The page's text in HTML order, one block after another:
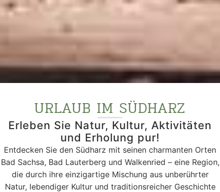
URLAUB IM SÜDHARZ
Erleben Sie Natur, Kultur, Aktivitäten
und Erholung pur!
Entdecken Sie den Südharz mit seinen charmanten Orten
Bad Sachsa, Bad Lauterberg und Walkenried – eine Region,
die durch ihre einzigartige Mischung aus unberührter
Natur, lebendiger Kultur und traditionsreicher Geschichte